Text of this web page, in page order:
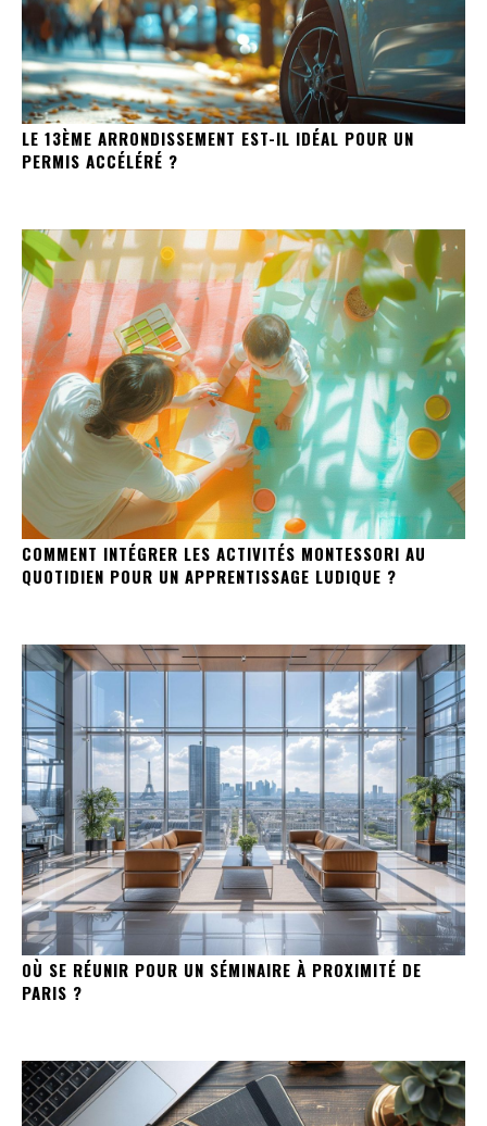
LE 13ÈME ARRONDISSEMENT EST-IL IDÉAL POUR UN
PERMIS ACCÉLÉRÉ ?
COMMENT INTÉGRER LES ACTIVITÉS MONTESSORI AU
QUOTIDIEN POUR UN APPRENTISSAGE LUDIQUE ?
OÙ SE RÉUNIR POUR UN SÉMINAIRE À PROXIMITÉ DE
PARIS ?